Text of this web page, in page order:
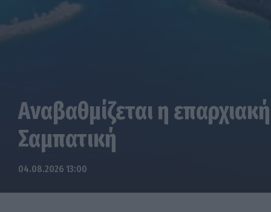
Αναβαθμίζεται η
Σαμπατική
04.08.2026 13:00